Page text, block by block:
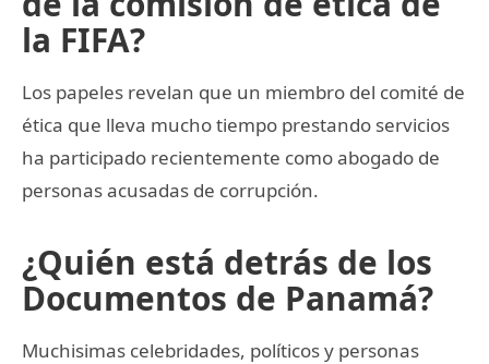
la FIFA?
Los papeles revelan que un miembro del comité de
ética que lleva mucho tiempo prestando servicios
ha participado recientemente como abogado de
personas acusadas de corrupción.
¿Quién está detrás de los
Documentos de Panamá?
Muchisimas celebridades, políticos y personas